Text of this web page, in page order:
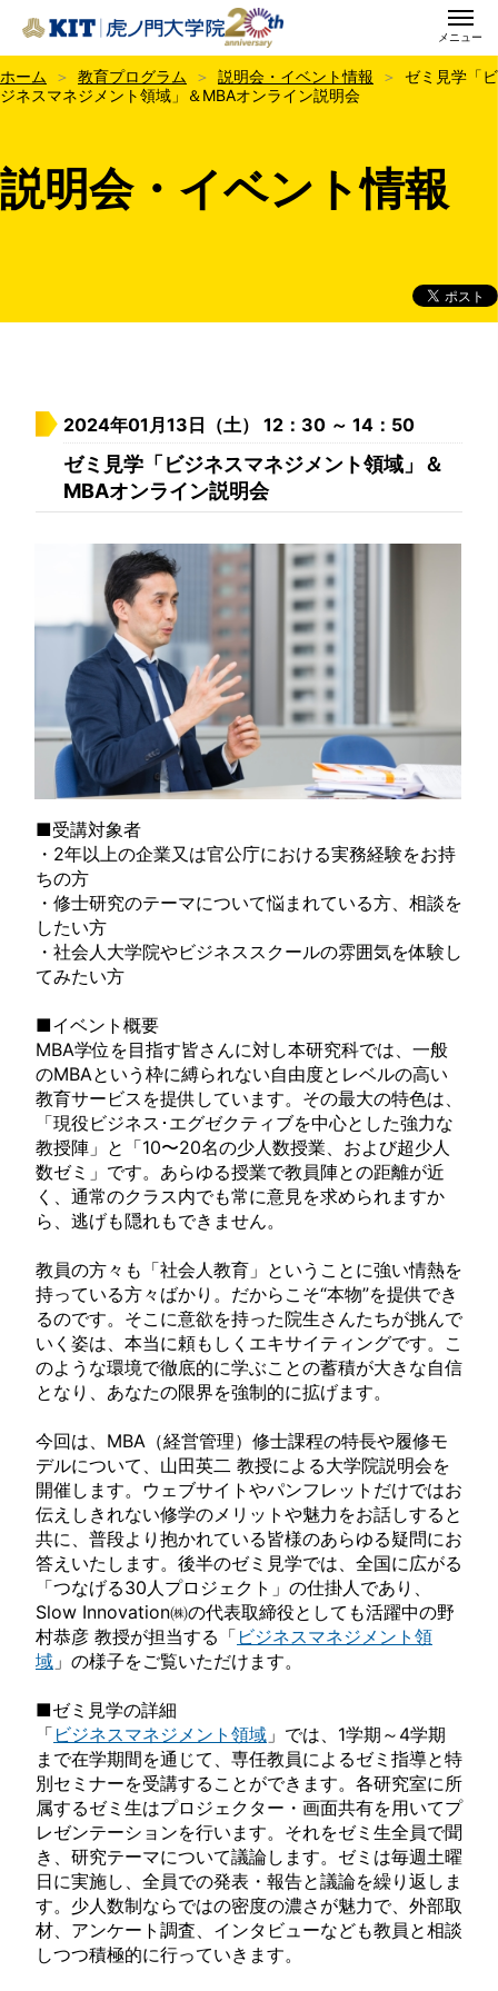
KIT虎ノ門大学院
メニュー
ホーム 教育プログラム 説明会・イベント情報
ゼミ見学「ビ
ジネスマネジメント領域」＆MBAオンライン説明会
説明会・イベント情報
2024年01月13日（土） 12：30 ～ 14：50
ゼミ見学「ビジネスマネジメント領域」＆
MBAオンライン説明会
■受講対象者
・2年以上の企業又は官公庁における実務経験をお持
ちの方
・修士研究のテーマについて悩まれている方、相談を
したい方
・社会人大学院やビジネススクールの雰囲気を体験し
てみたい方
■イベント概要
MBA学位を目指す皆さんに対し本研究科では、一般
のMBAという枠に縛られない自由度とレベルの高い
教育サービスを提供しています。その最大の特色は、
「現役ビジネス･エグゼクティブを中心とした強力な
教授陣」と「10〜20名の少人数授業、および超少人
数ゼミ」です。あらゆる授業で教員陣との距離が近
く、通常のクラス内でも常に意見を求められますか
ら、逃げも隠れもできません。
教員の方々も「社会人教育」ということに強い情熱を
持っている方々ばかり。だからこそ“本物”を提供でき
るのです。そこに意欲を持った院生さんたちが挑んで
いく姿は、本当に頼もしくエキサイティングです。こ
のような環境で徹底的に学ぶことの蓄積が大きな自信
となり、あなたの限界を強制的に拡げます。
今回は、MBA（経営管理）修士課程の特長や履修モ
デルについて、山田英二 教授による大学院説明会を
開催します。ウェブサイトやパンフレットだけではお
伝えしきれない修学のメリットや魅力をお話しすると
共に、普段より抱かれている皆様のあらゆる疑問にお
答えいたします。後半のゼミ見学では、全国に広がる
「つなげる30人プロジェクト」の仕掛人であり、
Slow Innovation㈱の代表取締役としても活躍中の野
村恭彦 教授が担当する「 ビジネスマネジメント領
域 」の様子をご覧いただけます。
■ゼミ見学の詳細
「 ビジネスマネジメント領域 」では、1学期～4学期
まで在学期間を通じて、専任教員によるゼミ指導と特
別セミナーを受講することができます。各研究室に所
属するゼミ生はプロジェクター・画面共有を用いてプ
レゼンテーションを行います。それをゼミ生全員で聞
き、研究テーマについて議論します。ゼミは毎週土曜
日に実施し、全員での発表・報告と議論を繰り返しま
す。少人数制ならではの密度の濃さが魅力で、外部取
材、アンケート調査、インタビューなども教員と相談
しつつ積極的に行っていきます。